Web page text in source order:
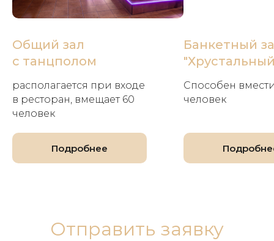
Общий зал
с танцполом
располагается при входе
в ресторан, вмещает 60
человек
Подробнее
Банкетный
Способен
человек
Отправить заявку